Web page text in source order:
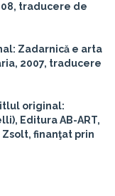
traducere de
Zadarnică e arta
2007, traducere
original:
Editura AB-ART,
finanţat prin